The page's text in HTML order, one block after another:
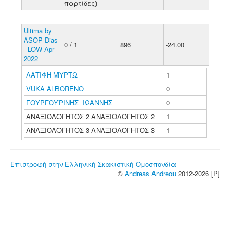
παρτίδες)
Ultima by
ASOP Dias
- LOW Apr
2022
0 / 1 896 -24.00
ΛΑΤΙΦΗ ΜΥΡΤΩ
1
VUKA ALBORENO
0
ΓΟΥΡΓΟΥΡΙΝΗΣ ΙΩΑΝΝΗΣ
0
ΑΝΑΞΙΟΛΟΓΗΤΟΣ 2 ΑΝΑΞΙΟΛΟΓΗΤΟΣ 2
1
ΑΝΑΞΙΟΛΟΓΗΤΟΣ 3 ΑΝΑΞΙΟΛΟΓΗΤΟΣ 3
1
Επιστροφή στην Ελληνική Σκακιστική Ομοσπονδία
© Andreas Andreou 2012-2026 [P]